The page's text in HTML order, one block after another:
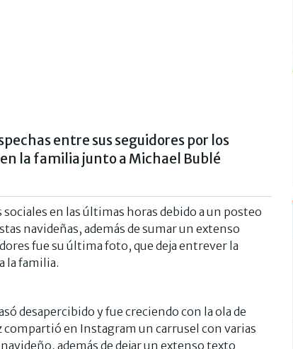
entre sus seguidores por los
la familia junto a Michael Bublé
en las últimas horas debido a un posteo
navideñas, además de sumar un extenso
fue su última foto, que deja entrever la
la familia.
desapercibido y fue creciendo con la ola de
en Instagram un carrusel con varias
además de dejar un extenso texto